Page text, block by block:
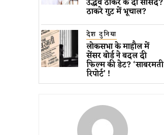
उद्धव ठाकरे के दो सांसद?
ठाकरे गुट में भूचाल?
देश दुनिया
लोकसभा के माहौल में
सेंसर बोर्ड ने बदल दी
फिल्म की डेट? ‘साबरमती
रिपोर्ट’ !